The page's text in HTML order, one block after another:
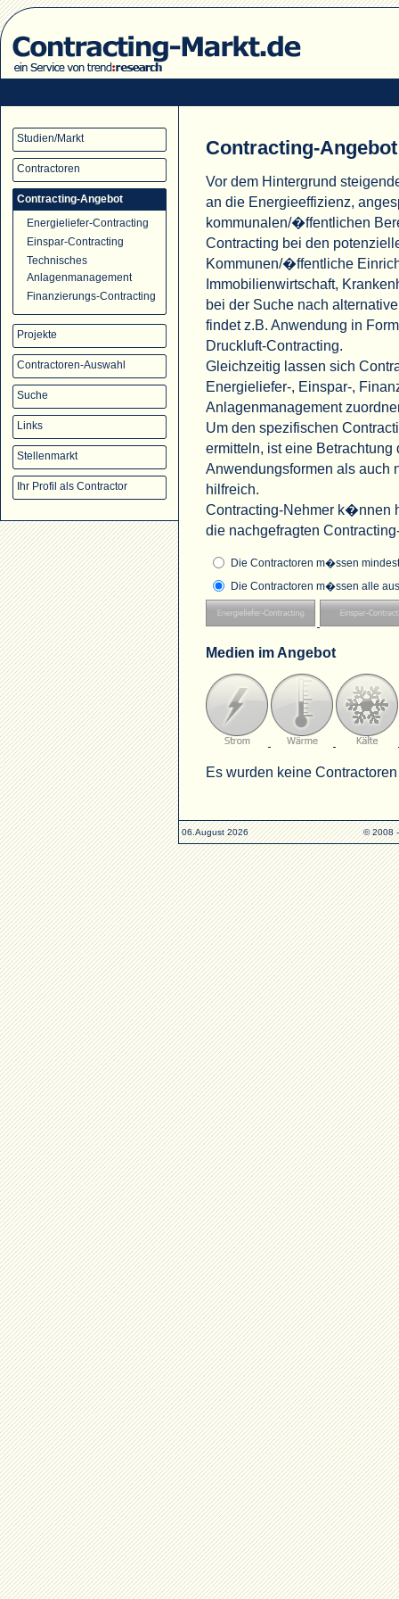
Studien/Markt
Contractoren
Contracting-Angebot
Energieliefer-Contracting
Einspar-Contracting
Technisches
Anlagenmanagement
Finanzierungs-Contracting
Projekte
Contractoren-Auswahl
Suche
Links
Stellenmarkt
Ihr Profil als Contractor
Contracting-Angebot
Vor dem Hintergrund
an die Energieeffizienz,
kommunalen/�ffentlichen
Contracting bei den
Kommunen/�ffentliche
Immobilienwirtschaft,
bei der Suche nach
findet z.B. Anwendung in
Druckluft-Contracting.
Gleichzeitig lassen sich
Energieliefer-, Einspar-,
Anlagenmanagement
Um den spezifischen
ermitteln, ist eine
Anwendungsformen als auch
hilfreich.
Contracting-Nehmer k�nnen
die nachgefragten
Die Contractoren m�ssen
Die Contractoren m�ssen alle
Medien im Angebot
Es wurden keine
06.August 2026 © 2008